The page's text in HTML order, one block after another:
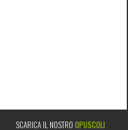
SCARICA IL NOSTRO OPUSCOLI